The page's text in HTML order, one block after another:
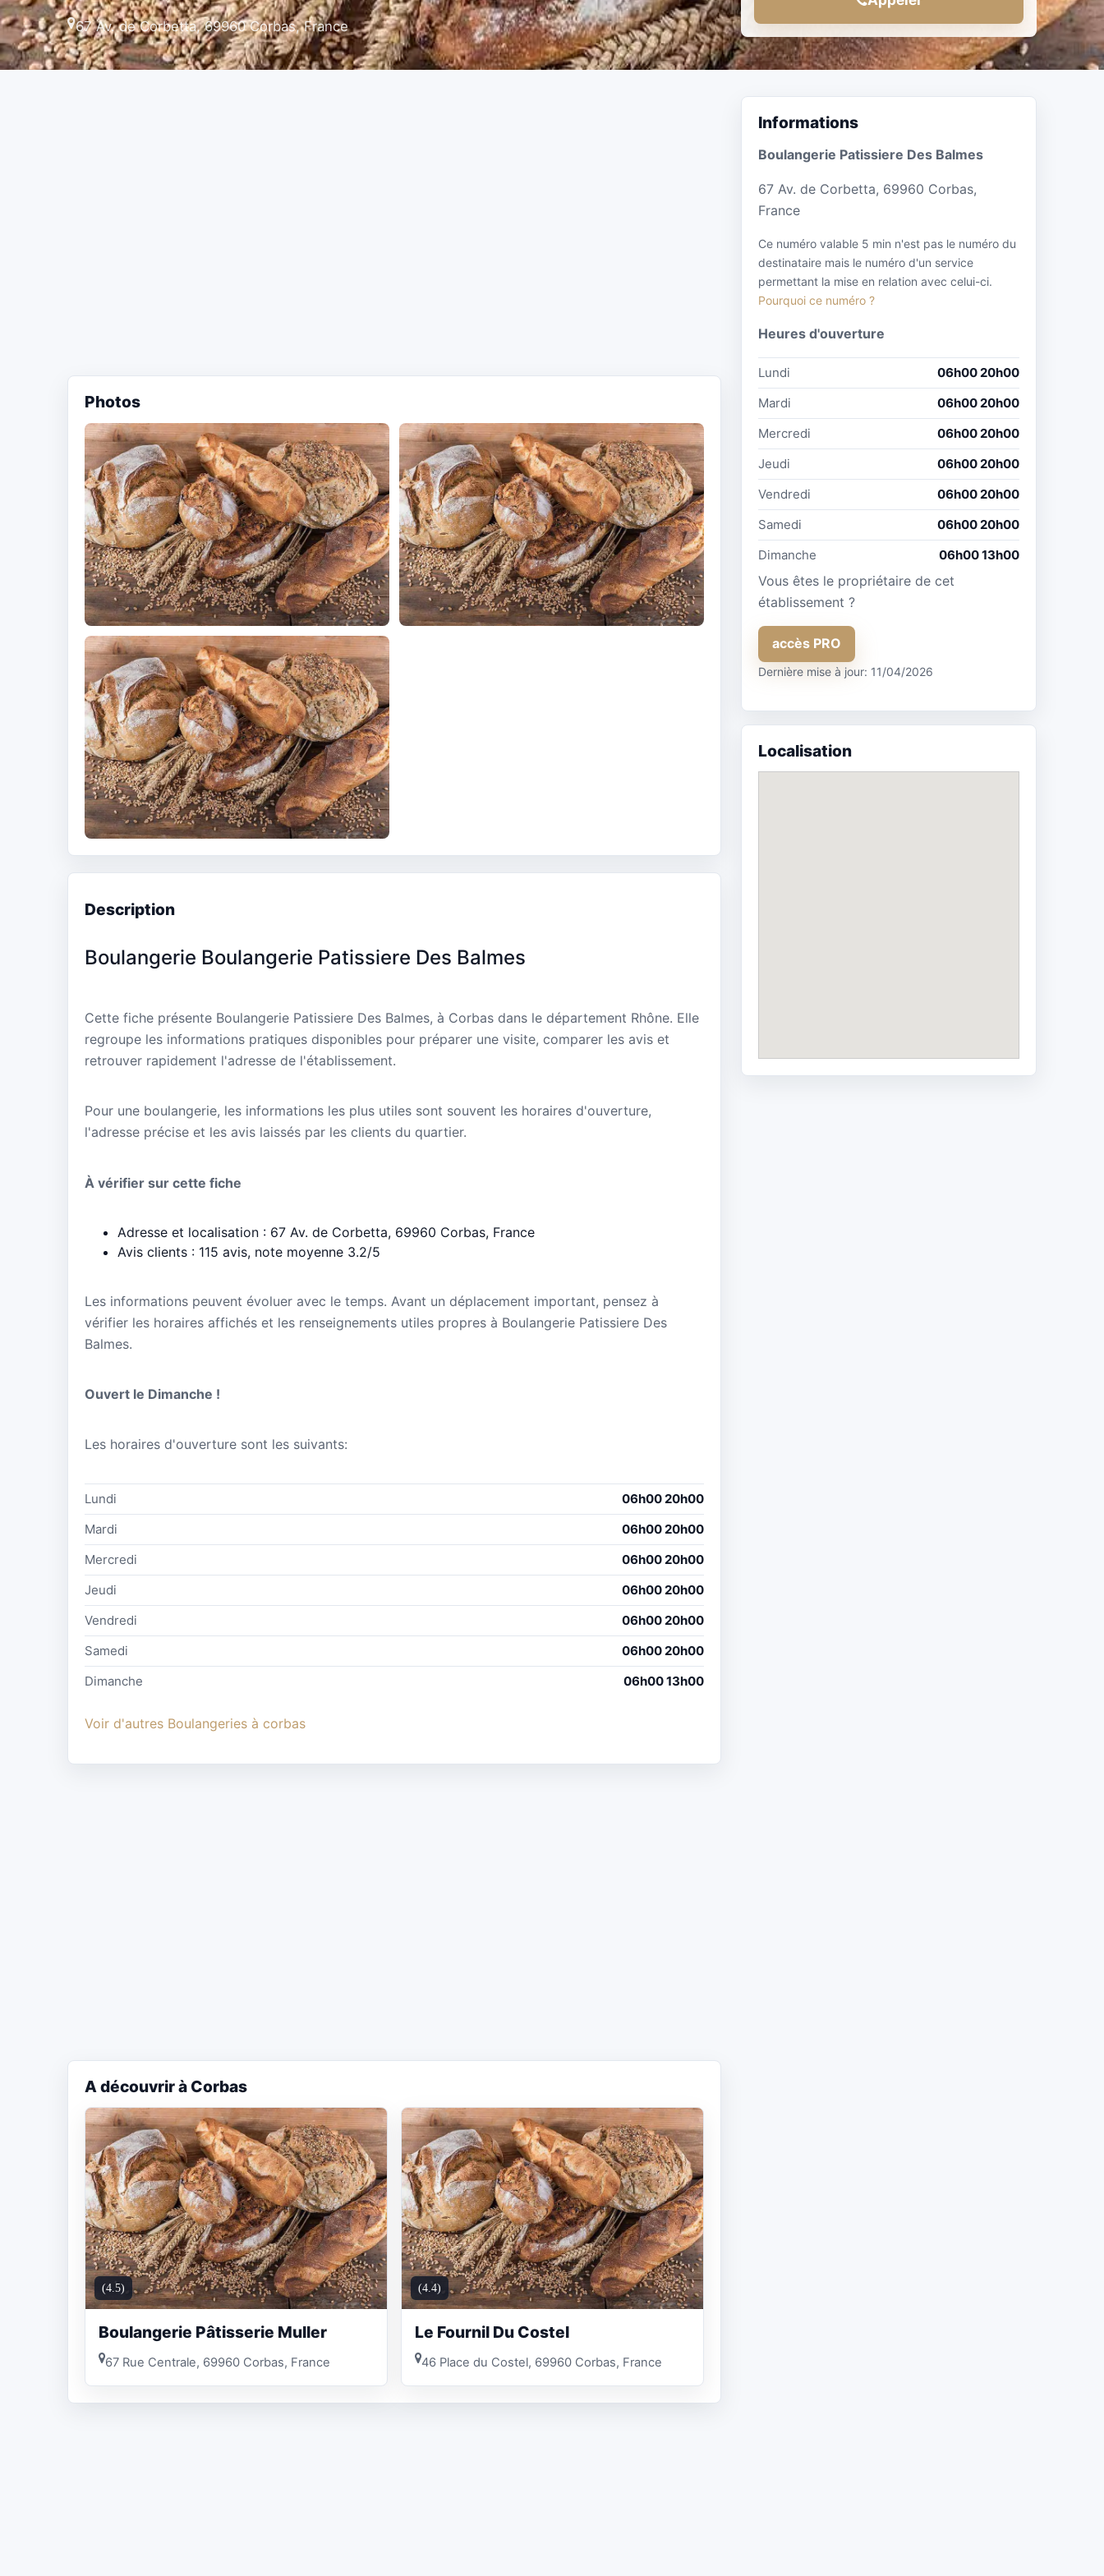
67 Av. de Corbetta, 69960 Corbas, France
Photos
Description
Boulangerie Boulangerie Patissiere Des Balmes
Cette fiche présente Boulangerie Patissiere Des Balmes, à Corbas dans le département Rhône. Elle
regroupe les informations pratiques disponibles pour préparer une visite, comparer les avis et
retrouver rapidement l'adresse de l'établissement.
Pour une boulangerie, les informations les plus utiles sont souvent les horaires d'ouverture,
l'adresse précise et les avis laissés par les clients du quartier.
À vérifier sur cette fiche
Adresse et localisation : 67 Av. de Corbetta, 69960 Corbas, France
Avis clients : 115 avis, note moyenne 3.2/5
Les informations peuvent évoluer avec le temps. Avant un déplacement important, pensez à
vérifier les horaires affichés et les renseignements utiles propres à Boulangerie Patissiere Des
Balmes.
Ouvert le Dimanche !
Les horaires d'ouverture sont les suivants:
Lundi
06h00 20h00
Mardi
06h00 20h00
Mercredi
06h00 20h00
Jeudi
06h00 20h00
Vendredi
06h00 20h00
Samedi
06h00 20h00
Dimanche
06h00 13h00
Voir d'autres Boulangeries à corbas
A découvrir à Corbas
(4.5)
Boulangerie Pâtisserie Muller
67 Rue Centrale, 69960 Corbas, France
(4.4)
Le Fournil Du Costel
46 Place du Costel, 69960 Corbas, France
Informations
Boulangerie Patissiere Des Balmes
67 Av. de Corbetta, 69960 Corbas,
France
Ce numéro valable 5 min n'est pas le numéro du
destinataire mais le numéro d'un service
permettant la mise en relation avec celui-ci.
Pourquoi ce numéro ?
Heures d'ouverture
Lundi
06h00 20h00
Mardi
06h00 20h00
Mercredi
06h00 20h00
Jeudi
06h00 20h00
Vendredi
06h00 20h00
Samedi
06h00 20h00
Dimanche
06h00 13h00
Vous êtes le propriétaire de cet
établissement ?
accès PRO
Dernière mise à jour: 11/04/2026
Localisation